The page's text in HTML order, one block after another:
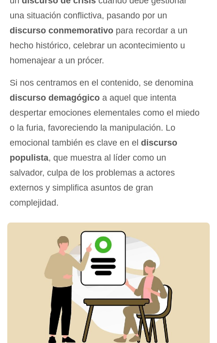
una situación conflictiva, pasando por un
discurso conmemorativo para recordar a un
hecho histórico, celebrar un acontecimiento u
homenajear a un prócer.
Si nos centramos en el contenido, se denomina
discurso demagógico a aquel que intenta
despertar emociones elementales como el miedo
o la furia, favoreciendo la manipulación. Lo
emocional también es clave en el discurso
populista, que muestra al líder como un
salvador, culpa de los problemas a actores
externos y simplifica asuntos de gran
complejidad.